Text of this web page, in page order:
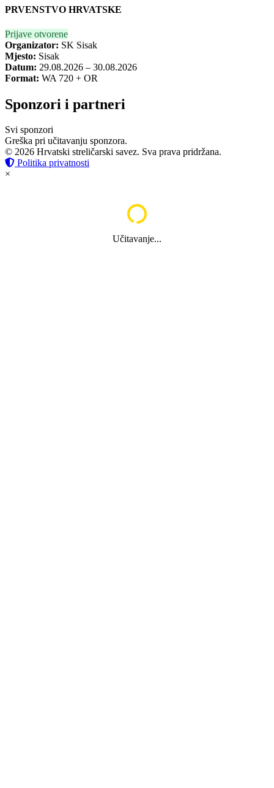
PRVENSTVO HRVATSKE
Prijave otvorene
Organizator: SK Sisak
Mjesto: Sisak
Datum: 29.08.2026 – 30.08.2026
Format: WA 720 + OR
Sponzori i partneri
Svi sponzori
Greška pri učitavanju sponzora.
© 2026 Hrvatski streličarski savez. Sva prava pridržana.
Politika privatnosti
×
Učitavanje...